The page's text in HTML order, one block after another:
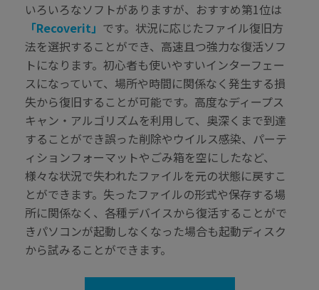
いろいろなソフトがありますが、おすすめ第1位は
「Recoverit」 です。状況に応じたファイル復旧方
法を選択することができ、高速且つ強力な復活ソフ
トになります。初心者も使いやすいインターフェー
スになっていて、場所や時間に関係なく発生する損
失から復旧することが可能です。高度なディープス
キャン・アルゴリズムを利用して、奥深くまで到達
することができ誤った削除やウイルス感染、パーテ
ィションフォーマットやごみ箱を空にしたなど、
様々な状況で失われたファイルを元の状態に戻すこ
とができます。失ったファイルの形式や保存する場
所に関係なく、各種デバイスから復活することがで
きパソコンが起動しなくなった場合も起動ディスク
から試みることができます。